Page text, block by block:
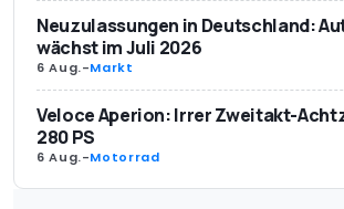
Neuzulassungen in Deutschland:
wächst im Juli 2026
6 Aug.-Markt
Veloce Aperion: Irrer Zweitakt-
280 PS
6 Aug.-Motorrad